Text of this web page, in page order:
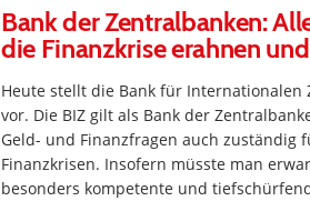
Bank der Zentralbanken:
die Finanzkrise erahnen
Heute stellt die Bank für Internationalen
vor. Die BIZ gilt als Bank der
Geld- und Finanzfragen auch
Finanzkrisen. Insofern müsste man
besonders kompetente und